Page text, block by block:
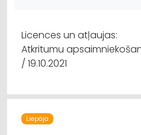
Licences un atļaujas:
Atkritumu
/ 19.10.2021
Liepāja